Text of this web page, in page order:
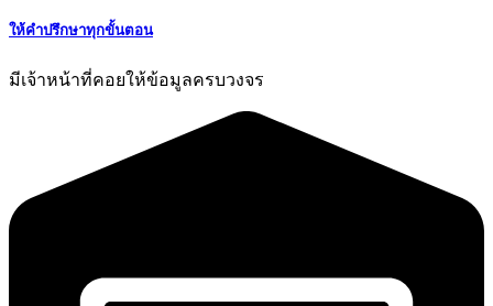
ให้คำปรึกษาทุกขั้นตอน
มีเจ้าหน้าที่คอยให้ข้อมูลครบวงจร